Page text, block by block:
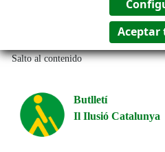
Salto al contenido
Butlletí
Il Ilusió Catalunya